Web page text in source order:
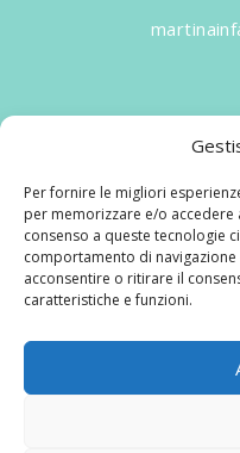
Per fornire le migliori
per memorizzare e/o
consenso a queste tecnologie
comportamento di
acconsentire o ritirare il
caratteristiche e funzioni.
V.le Tiziano,
Martina per l'Infanzia,
nasce prima di tutto
maturata sul campo
lavoro. La didattica
aggiornandone